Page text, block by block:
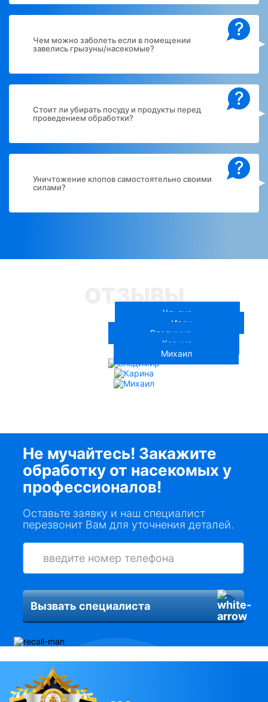
?
Чем можно заболеть если в помещении
завелись грызуны/насекомые?
?
Стоит ли убирать посуду и продукты перед
проведением обработки?
?
Уничтожение клопов самостоятельно своими
силами?
ОТЗЫВЫ
Ульяна
Иван
Владимир
Карина
Михаил
Не мучайтесь! Закажите
обработку от насекомых у
профессионалов!
Оставьте заявку и наш специалист
перезвонит Вам для уточнения деталей.
Вызвать специалиста